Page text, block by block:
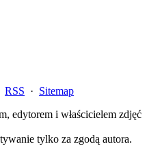
RSS · Sitemap
edytorem i właścicielem zdjęć
tylko za zgodą autora.